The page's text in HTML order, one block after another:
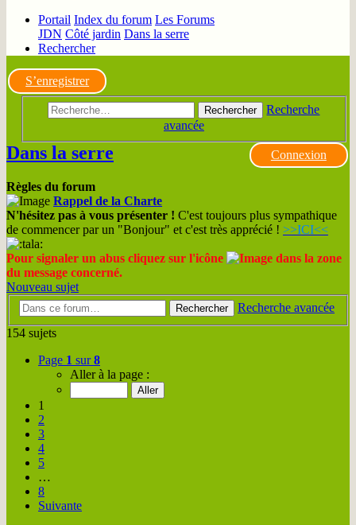
Portail Index du forum Les Forums
JDN Côté jardin Dans la serre
Rechercher
S’enregistrer
Rechercher
Recherche
avancée
Connexion
Dans la serre
Règles du forum
Rappel de la Charte
N'hésitez pas à vous présenter ! C'est toujours plus sympathique
de commencer par un "Bonjour" et c'est très apprécié ! >>ICI<<
Pour signaler un abus cliquez sur l'icône
dans la zone
du message concerné.
Nouveau sujet
Rechercher
Recherche avancée
154 sujets
Page 1 sur8
Aller à la page :
1
2
3
4
5
…
8
Suivante